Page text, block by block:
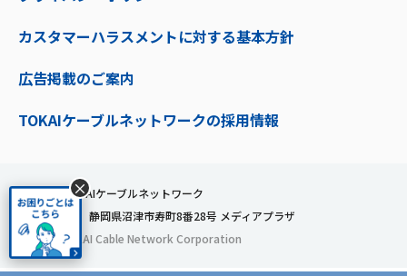
カスタマーハラスメントに対する基本方針
広告掲載のご案内
TOKAIケーブルネットワークの採用情報
株式会社TOKAIケーブルネットワーク
〒410-0053 静岡県沼津市寿町8番28号 メディアプラザ
© 2024 TOKAI Cable Network Corporation
×